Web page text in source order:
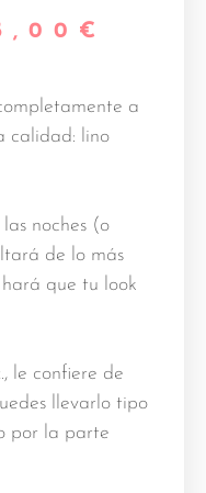
€
a
calidad: lino
noches (o
de lo más
que tu look
le confiere de
llevarlo tipo
por la parte